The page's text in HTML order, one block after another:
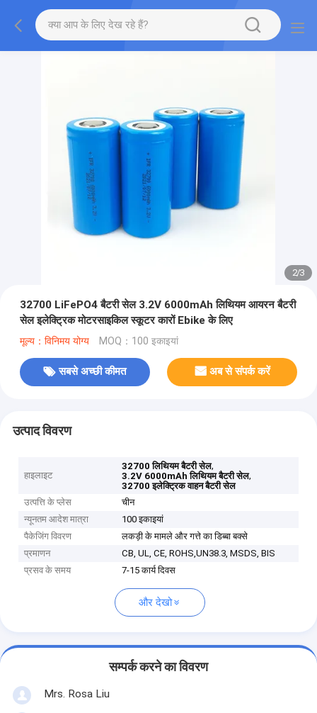
2/3
32700 LiFePO4 बैटरी सेल 3.2V 6000mAh लिथियम आयरन बैटरी
सेल इलेक्ट्रिक मोटरसाइकिल स्कूटर कारों Ebike के लिए
मूल्य：विनिमय योग्य MOQ：100 इकाइयां
सबसे अच्छी कीमत अब से संपर्क करें
उत्पाद विवरण
हाइलाइट
32700 लिथियम बैटरी सेल,
3.2V 6000mAh लिथियम बैटरी सेल,
32700 इलेक्ट्रिक वाहन बैटरी सेल
उत्पत्ति के प्लेस
चीन
न्यूनतम आदेश मात्रा
100 इकाइयां
पैकेजिंग विवरण
लकड़ी के मामले और गत्ते का डिब्बा बक्से
प्रमाणन
CB, UL, CE, ROHS,UN38.3, MSDS, BIS
प्रसव के समय
7-15 कार्य दिवस
और देखो
सम्पर्क करने का विवरण
Mrs. Rosa Liu